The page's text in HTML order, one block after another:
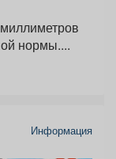
нормы....
Информация